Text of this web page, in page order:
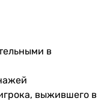
в
выжившего в